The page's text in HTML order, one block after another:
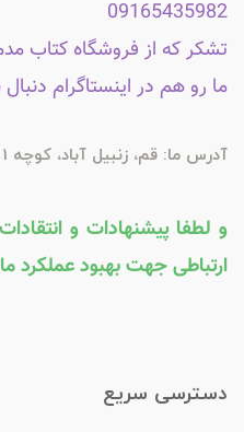
09165435982
تشکر که از فروشگاه کتاب
ما رو هم در اینستاگرام دنبال
آدرس ما: قم، زنبیل آباد، کوچه 1
و لطفا پیشنهادات و
ارتباطی جهت بهبود عملکرد
دسترسی سریع